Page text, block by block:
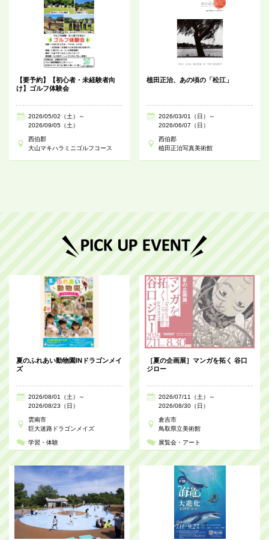
【要予約】【初心者・未経験者向
け】ゴルフ体験会
2026/05/02（土）～
2026/09/05（土）
西伯郡
大山マキハラミニゴルフコース
植田正治、あの頃の「松江」
2026/03/01（日）～
2026/06/07（日）
西伯郡
植田正治写真美術館
夏のふれあい動物園INドラゴンメイ
ズ
2026/08/01（土）～
2026/08/23（日）
雲南市
巨大迷路ドラゴンメイズ
学習・体験
［夏の企画展］マンガを拓く 谷口
ジロー
2026/07/11（土）～
2026/08/30（日）
倉吉市
鳥取県立美術館
展覧会・アート